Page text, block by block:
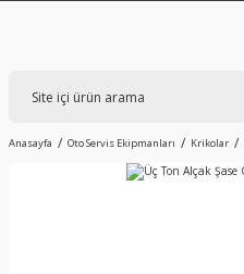
Anasayfa Oto Servis Ekipmanları Krikolar